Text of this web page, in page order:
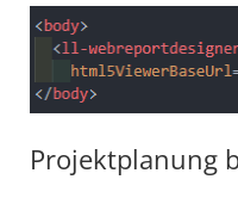
Projektplanung